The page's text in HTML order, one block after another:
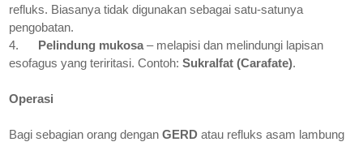
refluks. Biasanya tidak digunakan sebagai satu-satunya
pengobatan.
4.
Pelindung mukosa – melapisi dan melindungi lapisan
esofagus yang teriritasi. Contoh:Sukralfat (Carafate).
Operasi
Bagi sebagian orang denganGERD atau refluks asam lambung